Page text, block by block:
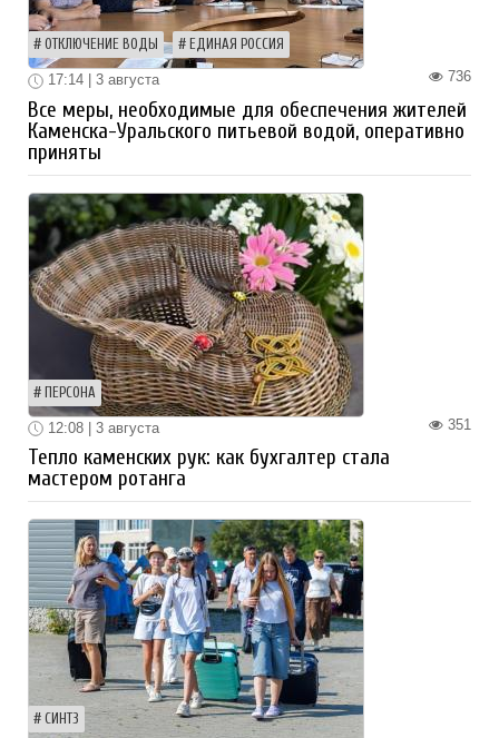
ОТКЛЮЧЕНИЕ ВОДЫ ЕДИНАЯ РОССИЯ
736
17:14 | 3 августа
Все меры, необходимые для обеспечения жителей
Каменска-Уральского питьевой водой, оперативно
приняты
ПЕРСОНА
351
12:08 | 3 августа
Тепло каменских рук: как бухгалтер стала
мастером ротанга
СИНТЗ